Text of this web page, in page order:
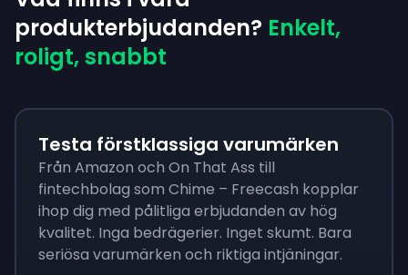
produkterbjudanden? Enkelt,
roligt, snabbt
Testa förstklassiga varumärken
Från Amazon och On That Ass till
fintechbolag som Chime – Freecash kopplar
ihop dig med pålitliga erbjudanden av hög
kvalitet. Inga bedrägerier. Inget skumt. Bara
seriösa varumärken och riktiga intjäningar.